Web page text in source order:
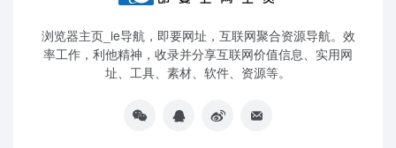
浏览器主页_ie导航，即要网址，互联网聚合资源导航。效
率工作，利他精神，收录并分享互联网价值信息、实用网
址、工具、素材、软件、资源等。